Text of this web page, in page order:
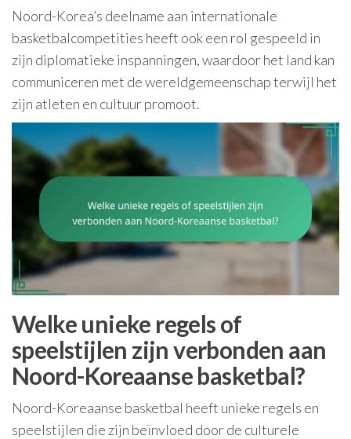
Noord-Korea’s deelname aan internationale
basketbalcompetities heeft ook een rol gespeeld in
zijn diplomatieke inspanningen, waardoor het land kan
communiceren met de wereldgemeenschap terwijl het
zijn atleten en cultuur promoot.
Welke unieke regels of
speelstijlen zijn verbonden aan
Noord-Koreaanse basketbal?
Noord-Koreaanse basketbal heeft unieke regels en
speelstijlen die zijn beïnvloed door de culturele